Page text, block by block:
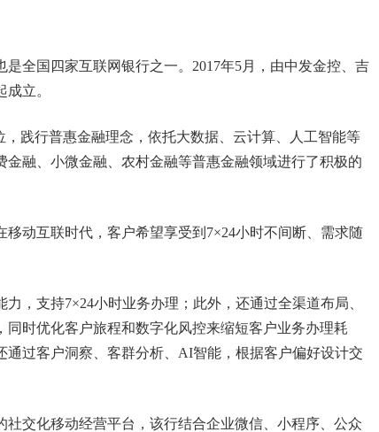
全国四家互联网银行之一。2017年5月，由中发金控、吉
立。
践行普惠金融理念，依托大数据、云计算、人工智能等
融、小微金融、农村金融等普惠金融领域进行了积极的
动互联时代，客户希望享受到7×24小时不间断、需求随
，支持7×24小时业务办理；此外，还通过全渠道布局、
时优化客户旅程和数字化风控来缩短客户业务办理耗
过客户洞察、客群分析、AI智能，根据客户偏好设计交
交化移动经营平台，该行结合企业微信、小程序、公众